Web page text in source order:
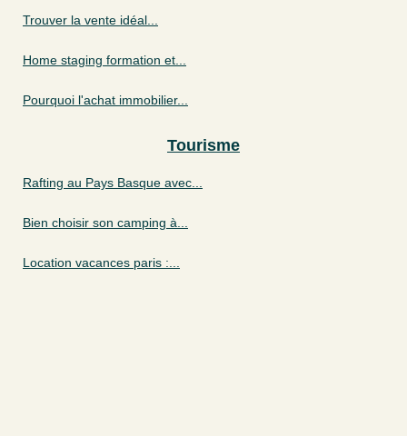
Trouver la vente idéal...
Home staging formation et...
Pourquoi l'achat immobilier...
Tourisme
Rafting au Pays Basque avec...
Bien choisir son camping à...
Location vacances paris :...